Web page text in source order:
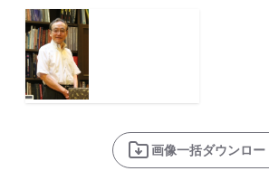
画像一括ダウンロー